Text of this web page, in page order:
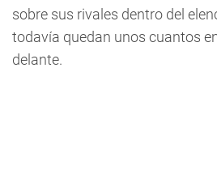
sobre sus rivales dentro del
todavía quedan unos cuantos
delante.